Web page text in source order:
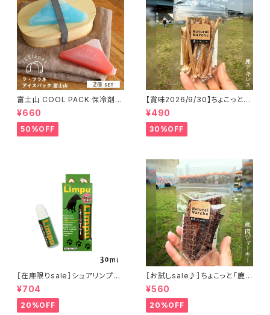
富士山 COOL PACK 保冷剤 2
個セット ひんやり雑貨 アイスパ
ックla flaner ラフラネ
¥660
50%OFF
【賞味2026/9/30】ちょこっと
「鹿アキレス」ジビエ鹿 おやつ
¥490
30%OFF
［在庫限りsale］シュアリンプウ
イヤークリーナー 30ml
¥704
20%OFF
［お試しsale♪］ちょこっと「鹿肉
ジャーキー」ジビエ鹿 おやつ
¥560
20%OFF